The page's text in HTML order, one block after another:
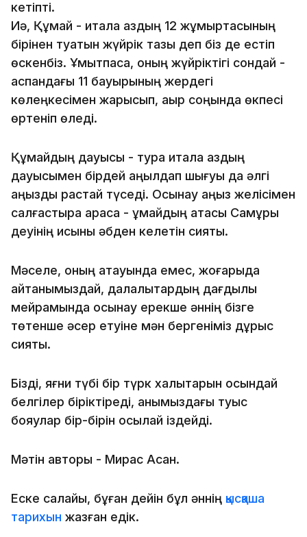
кетіпті.
Иә, Құмай - итала қаздың 12 жұмыртқасының
бірінен туатын жүйрік тазы деп біз де естіп
өскенбіз. Ұмытпасақ, оның жүйріктігі сондай -
аспандағы 11 бауырының жердегі
көлеңкесімен жарысып, ақыр соңында өкпесі
өртеніп өледі.
Құмайдың дауысы - тура итала қаздың
дауысымен бірдей қаңқылдап шығуы да әлгі
аңызды растай түседі. Осынау аңыз желісімен
салғастыра қарасақ - құмайдың атасы Самұрық
деуінің қисыны әбден келетін сияқты.
Мәселе, оның атауында емес, жоғарыда
айтқанымыздай, далалықтардың дағдылы
мейрамында осынау ерекше әннің бізге
төтенше әсер етуіне мән бергеніміз дұрыс
сияқты.
Бізді, яғни түбі бір түрк халықтарын осындай
белгілер біріктіреді, қанымыздағы туыс
бояулар бір-бірін осылай іздейді.
Мәтін авторы - Мирас Асан.
Еске салайық, бұған дейін бұл әннің қысқаша
тарихын жазған едік.